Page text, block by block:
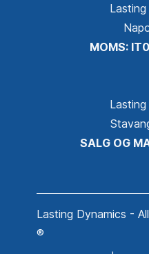
MOMS:
SALG OG
Lasting Dynamics -
®